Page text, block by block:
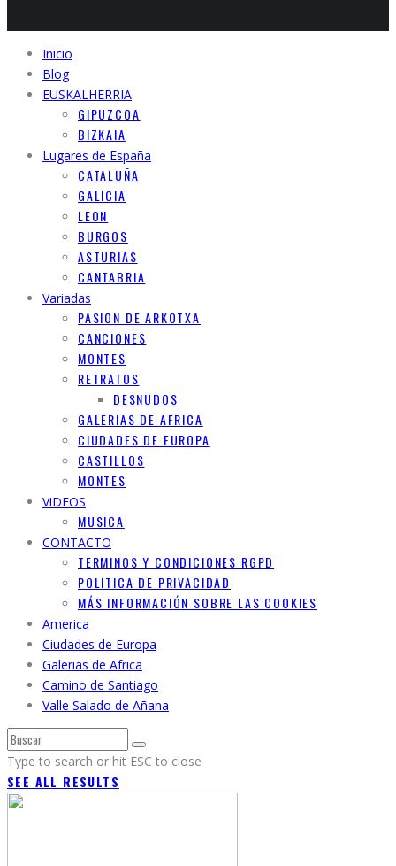
Inicio
Blog
EUSKALHERRIA
GIPUZCOA
BIZKAIA
Lugares de España
CATALUÑA
GALICIA
LEON
BURGOS
ASTURIAS
CANTABRIA
Variadas
PASION DE ARKOTXA
CANCIONES
MONTES
RETRATOS
DESNUDOS
GALERIAS DE AFRICA
CIUDADES DE EUROPA
CASTILLOS
MONTES
ViDEOS
MUSICA
CONTACTO
TERMINOS Y CONDICIONES RGPD
POLITICA DE PRIVACIDAD
MÁS INFORMACIÓN SOBRE LAS COOKIES
America
Ciudades de Europa
Galerias de Africa
Camino de Santiago
Valle Salado de Añana
Type to search or hit ESC to close
SEE ALL RESULTS